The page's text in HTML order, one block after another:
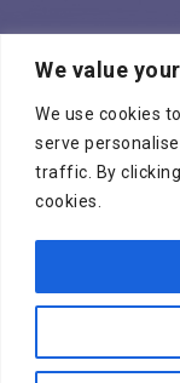
We value
We use cookies
serve
traffic. By
cookies.
Копирайт ©
.